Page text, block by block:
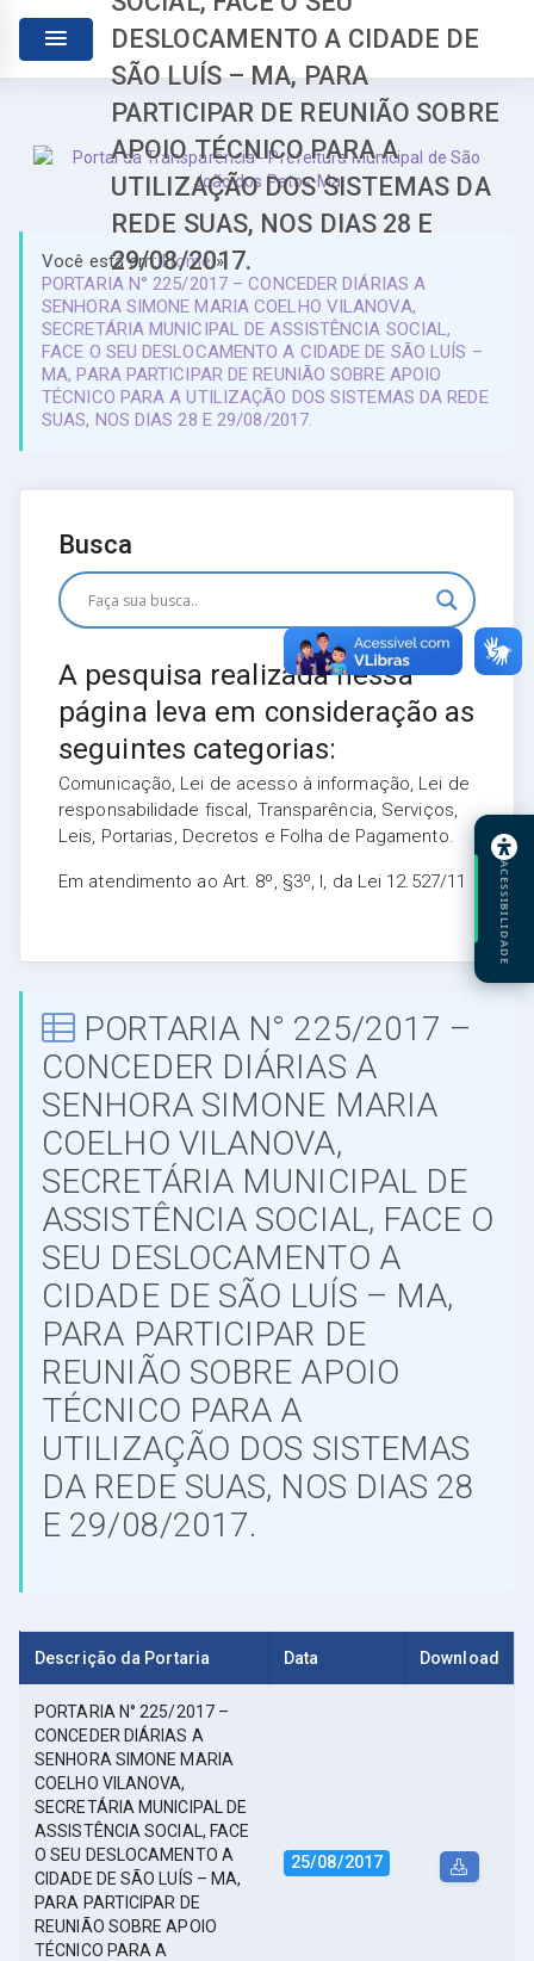
DESLOCAMENTO A CIDADE DE
SÃO LUÍS – MA, PARA
PARTICIPAR DE REUNIÃO SOBRE
APOIO TÉCNICO PARA A
UTILIZAÇÃO DOS SISTEMAS DA
REDE SUAS, NOS DIAS 28 E
29/08/2017.
Você está em:Home»
PORTARIA N° 225/2017 – CONCEDER DIÁRIAS A
SENHORA SIMONE MARIA COELHO VILANOVA,
SECRETÁRIA MUNICIPAL DE ASSISTÊNCIA SOCIAL,
FACE O SEU DESLOCAMENTO A CIDADE DE SÃO LUÍS –
MA, PARA PARTICIPAR DE REUNIÃO SOBRE APOIO
TÉCNICO PARA A UTILIZAÇÃO DOS SISTEMAS DA REDE
SUAS, NOS DIAS 28 E 29/08/2017.
Busca
A pesquisa realizada nessa
página leva em consideração as
seguintes categorias:
Comunicação, Lei de acesso à informação, Lei de
responsabilidade fiscal, Transparência, Serviços,
Leis, Portarias, Decretos e Folha de Pagamento.
Em atendimento ao Art. 8º, §3º, I, da Lei 12.527/11
PORTARIA N° 225/2017 –
CONCEDER DIÁRIAS A
SENHORA SIMONE MARIA
COELHO VILANOVA,
SECRETÁRIA MUNICIPAL DE
ASSISTÊNCIA SOCIAL, FACE O
SEU DESLOCAMENTO A
CIDADE DE SÃO LUÍS – MA,
PARA PARTICIPAR DE
REUNIÃO SOBRE APOIO
TÉCNICO PARA A
UTILIZAÇÃO DOS SISTEMAS
DA REDE SUAS, NOS DIAS 28
E 29/08/2017.
Descrição da Portaria Data Download
PORTARIA N° 225/2017 –
CONCEDER DIÁRIAS A
SENHORA SIMONE MARIA
COELHO VILANOVA,
SECRETÁRIA MUNICIPAL DE
ASSISTÊNCIA SOCIAL, FACE
O SEU DESLOCAMENTO A
CIDADE DE SÃO LUÍS – MA,
PARA PARTICIPAR DE
REUNIÃO SOBRE APOIO
TÉCNICO PARA A
25/08/2017
ACESSIBILIDADE